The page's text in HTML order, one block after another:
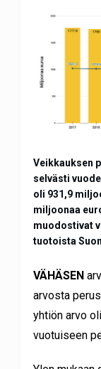
Veikkauksen
selvästi
oli 931,9
miljoonaa
muodostivat
tuotoista
VÄHÄSEN
arvosta
yhtiön arvo
vuotuiseen